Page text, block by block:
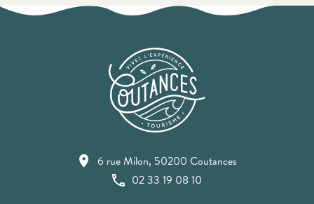
6 rue Milon, 50200 Coutances
02 33 19 08 10